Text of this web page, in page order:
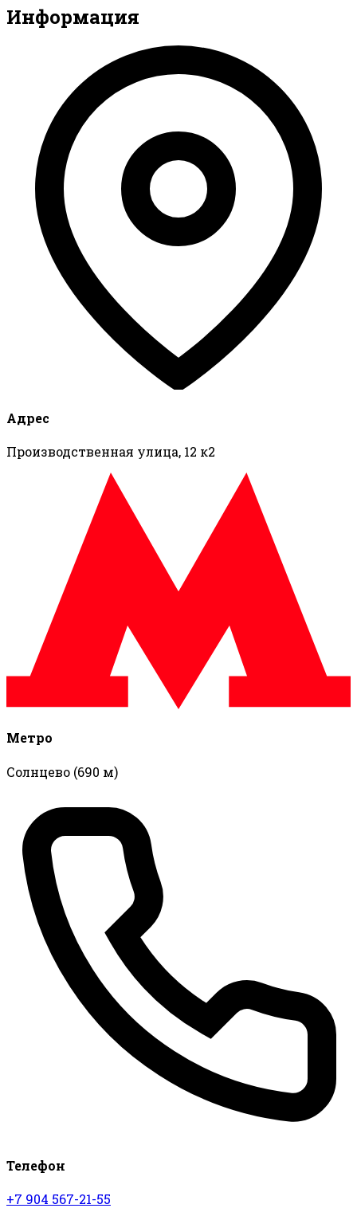
Информация
Адрес
Производственная улица, 12 к2
Метро
Солнцево (690 м)
Телефон
+7 904 567-21-55